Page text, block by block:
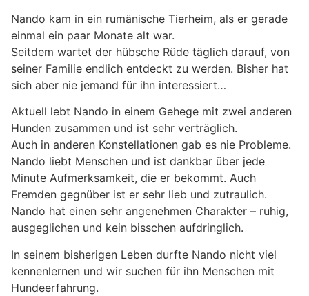
Nando kam in ein rumänische Tierheim, als er gerade
einmal ein paar Monate alt war.
Seitdem wartet der hübsche Rüde täglich darauf, von
seiner Familie endlich entdeckt zu werden. Bisher hat
sich aber nie jemand für ihn interessiert…
Aktuell lebt Nando in einem Gehege mit zwei anderen
Hunden zusammen und ist sehr verträglich.
Auch in anderen Konstellationen gab es nie Probleme.
Nando liebt Menschen und ist dankbar über jede
Minute Aufmerksamkeit, die er bekommt. Auch
Fremden gegnüber ist er sehr lieb und zutraulich.
Nando hat einen sehr angenehmen Charakter – ruhig,
ausgeglichen und kein bisschen aufdringlich.
In seinem bisherigen Leben durfte Nando nicht viel
kennenlernen und wir suchen für ihn Menschen mit
Hundeerfahrung.